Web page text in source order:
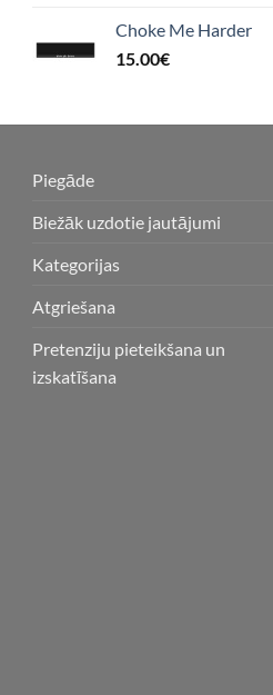
Choke Me Harder
15.00€
Piegāde
Biežāk uzdotie jautājumi
Kategorijas
Atgriešana
Pretenziju pieteikšana un
izskatīšana